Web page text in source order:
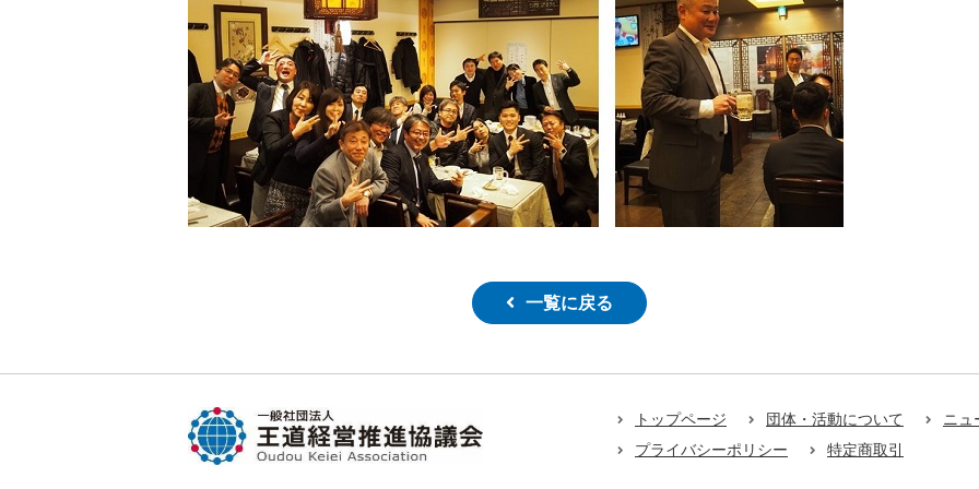
一覧に戻る
トップページ 団体・活動について ニュ
プライバシーポリシー
特定商取引